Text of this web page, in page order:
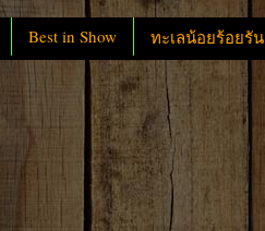
Best in Show ทะเลน้อยร้อยรัน